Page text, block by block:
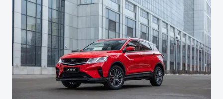
Яркий кроссовер
от 2 219 990 ₽*
Обзор В наличии
Автокредит
Трейд-ин
Страхование
Расчет КАСКО
ПОДДЕРЖКА
Гарантия Belgee
Belgee Линк
Belgee Клуб
О дилерском центре
Правовая информация